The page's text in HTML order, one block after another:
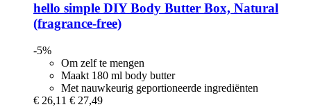
hello simple DIY Body Butter Box, Natural
(fragrance-​free)
-5%
Om zelf te mengen
Maakt 180 ml body butter
Met nauwkeurig geportioneerde ingrediënten
€ 26,11 € 27,49